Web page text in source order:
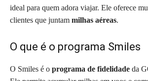
ideal para quem adora viajar. Ele oferece
clientes que juntam milhas aéreas.
O que é o programa Smiles
O Smiles é o programa de fidelidade da